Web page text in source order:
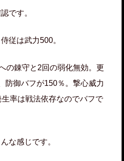
です。
従は武力500。
の錬守と2回の弱化無効。更
防御バフが150％。撃心威力
率は戦法依存なのでバフで
な感じです。